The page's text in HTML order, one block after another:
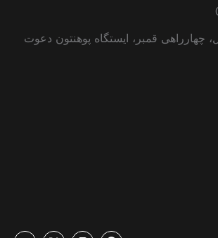
چهارراهی قمبر، ایستگاه پوهنتون دعوت